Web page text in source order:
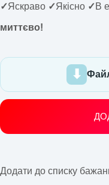
✓Яскраво ✓Якісно ✓В
миттєво!
Додати до списку